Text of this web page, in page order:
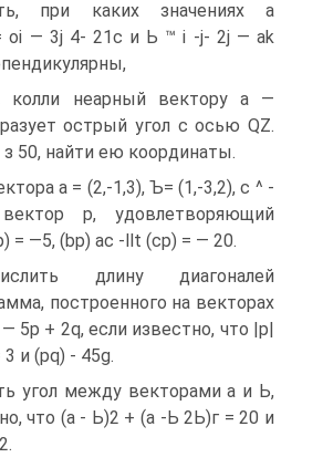
при каких значениях а
oi — 3j 4- 21с и Ь ™ і -j- 2j — ak
колли неарный вектору а —
острый угол с осью QZ.
з 50, найти ею координаты.
а = (2,-1,3), Ъ= (1,-3,2), с ^ -
р, удовлетворяющий
= —5, (bp) ас -llt (ср) = — 20.
длину диагоналей
построенного на векторах
5р + 2q, если известно, что |р|
и (pq) - 45g.
угол между векторами а и Ь,
что (а - Ь)2 + (а -Ь 2Ь)г = 20 и